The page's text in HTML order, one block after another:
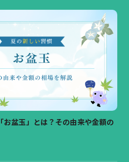
お盆玉」とは？その由来や金額の